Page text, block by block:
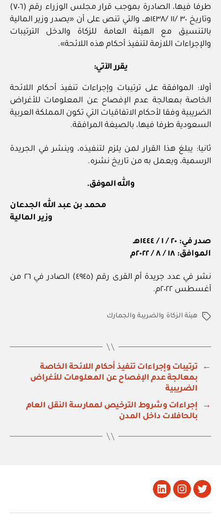
طرفا فيها، الصادرة بموجب قرار مجلس الوزراء رقم (٧٠٦)
وتاريخ ٣٠ /١١ /١٤٣٨هـ، والتي تنص على أن «يصدر وزير المالية
بالتنسيق مع الهيئة العامة للزكاة والدخل الترتيبات
والإجراءات اللازمة لتنفيذ أحكام هذه اللائحة».
يقرر الآتي:
أولا: الموافقة على ترتيبات وإجراءات تنفيذ أحكام اللائحة
الخاصة بمعالجة عدم الإفصاح عن المعلومات للأغراض
الضريبية وفقا لأحكام الاتفاقيات التي تكون المملكة العربية
السعودية طرفا فيها، بالصيغة المرافقة.
ثانيا: يبلغ هذا القرار لمن يلزم لتنفيذه، وينشر في الجريدة
الرسمية، ويعمل به من تاريخ نشره.
والله الموفق.
محمد بن عبد الله الجدعان
وزير المالية
صدر في: ٢٠ / ١ / ١٤٤٤هـ
الموافق: ١٨ / ٨ / ٢٠٢٢م
نشر في عدد جريدة أم القرى رقم (٤٩٤٥) الصادر في ٢٦ من
أغسطس ٢٠٢٢م.
الوسومهيئة الزكاة والضريبة والجمارك
←
ترتيبات وإجراءات تنفيذ أحكام اللائحة الخاصة
بمعالجة عدم الإفصاح عن المعلومات للأغراض
الضريبية
→
إجراءات وشروط الترخيص لممارسة النقل العام
بالحافلات داخل المدن
تويتر Instagram
LinkedIn